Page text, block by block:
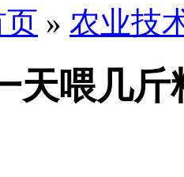
» 农业技
天喂几斤